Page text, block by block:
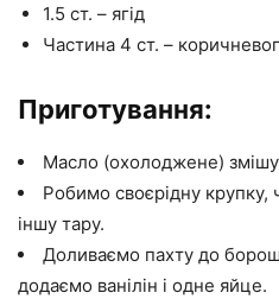
1.5 ст. – ягід
Частина 4 ст. –
Приготування:
Масло (охолоджене)
Робимо своєрідну крупку,
іншу тару.
Доливаємо пахту до
додаємо ванілін і одне яйце.